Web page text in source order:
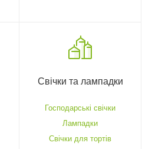
Свічки та лампадки
Господарські свічки
Лампадки
Свічки для тортів